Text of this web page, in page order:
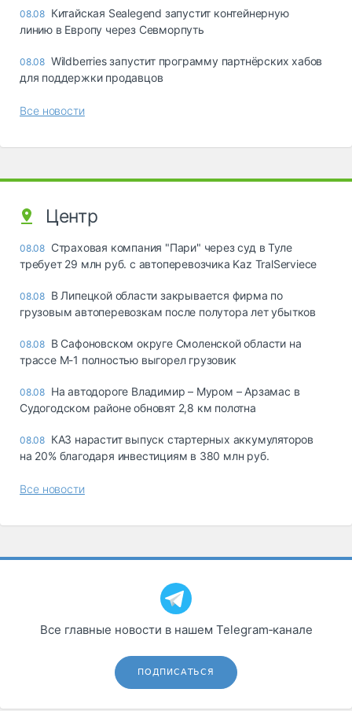
08.08 Китайская Sealegend запустит контейнерную
линию в Европу через Севморпуть
08.08 Wildberries запустит программу партнёрских хабов
для поддержки продавцов
Все новости
Центр
08.08 Страховая компания "Пари" через суд в Туле
требует 29 млн руб. с автоперевозчика Kaz TralServiece
08.08 В Липецкой области закрывается фирма по
грузовым автоперевозкам после полутора лет убытков
08.08 В Сафоновском округе Смоленской области на
трассе М-1 полностью выгорел грузовик
08.08 На автодороге Владимир – Муром – Арзамас в
Судогодском районе обновят 2,8 км полотна
08.08 КАЗ нарастит выпуск стартерных аккумуляторов
на 20% благодаря инвестициям в 380 млн руб.
Все новости
Все главные новости в нашем Telegram‑канале
ПОДПИСАТЬСЯ